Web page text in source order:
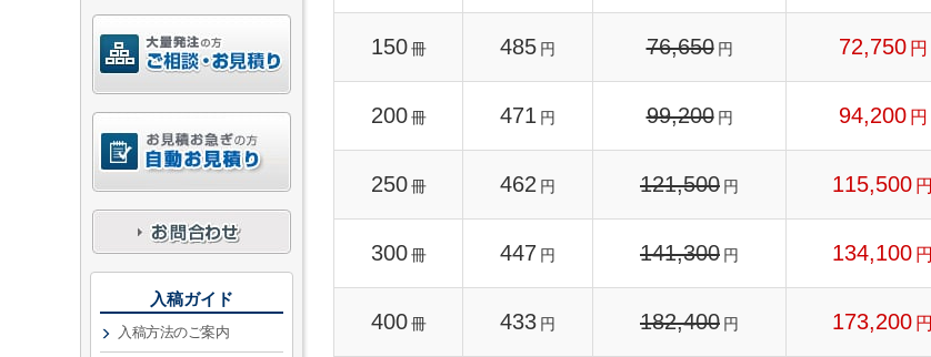
150 冊 485 円 76,650 円 72,750 円
200 冊 471 円 99,200 円 94,200 円
250 冊 462 円 121,500 円 115,500 円
300 冊 447 円 141,300 円 134,100 円
400 冊 433 円 182,400 円 173,200 円
入稿ガイド
入稿方法のご案内